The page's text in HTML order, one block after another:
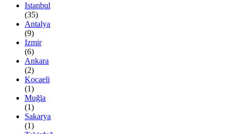
Istanbul
(35)
Antalya
(9)
Izmir
(6)
Ankara
(2)
Kocaeli
(1)
Muğla
(1)
Sakarya
(1)